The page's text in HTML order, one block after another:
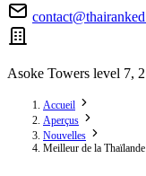
Asoke Towers level 7,
Accueil
Aperçus
Nouvelles
Meilleur de la